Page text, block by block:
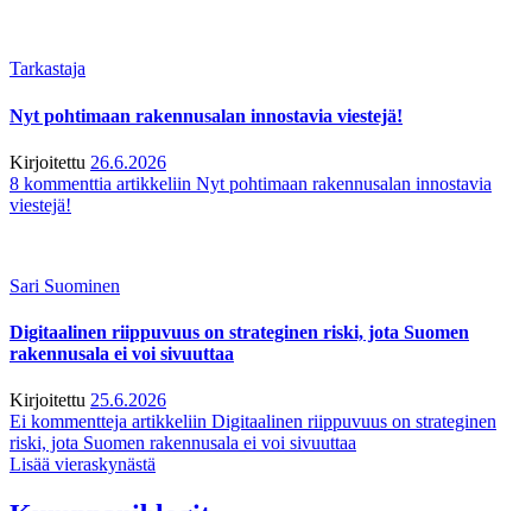
Tarkastaja
Nyt pohtimaan rakennusalan innostavia viestejä!
Kirjoitettu 26.6.2026
8 kommenttia artikkeliin Nyt pohtimaan rakennusalan innostavia
viestejä!
Sari Suominen
Digitaalinen riippuvuus on strateginen riski, jota Suomen
rakennusala ei voi sivuuttaa
Kirjoitettu 25.6.2026
Ei kommentteja artikkeliin Digitaalinen riippuvuus on strateginen
riski, jota Suomen rakennusala ei voi sivuuttaa
Lisää vieraskynästä